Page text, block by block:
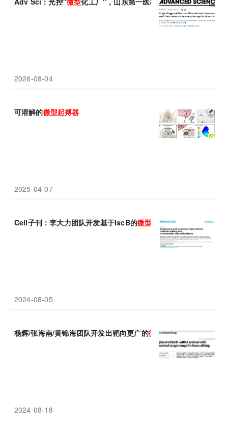
2026-08-04
可溶解的微型起搏器
2025-04-07
Cell子刊：李大力团队开发基于IscB的微型 基因编辑 ，率先实
2024-08-05
杨辉/张海南/黄锦海团队开发出靶向更广的微型碱基编辑器
2024-08-18